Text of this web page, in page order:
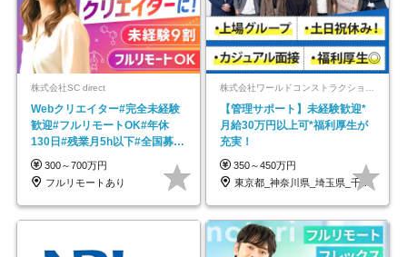
株式会社SC direct
Webクリエイター#完全未経験
歓迎#フルリモートOK#年休
130日#残業月5h以下#全国募集
#最大1年の研修
300～700万円
フルリモートあり
【管理サポート】未経験歓迎*
月給30万円以上可*福利厚生が
充実！
350～450万円
東京都_神奈川県_埼玉県_千葉県_大阪府…